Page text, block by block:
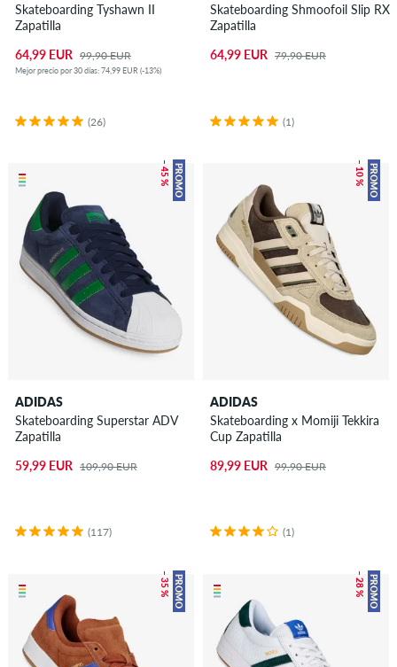
Skateboarding Tyshawn II
Zapatilla
64,99 EUR 99,90 EUR
Mejor precio por 30 días: 74,99 EUR (-13%)
(26)
Skateboarding Shmoofoil Slip RX
Zapatilla
64,99 EUR 79,90 EUR
(1)
PROMO
– 45 %
ADIDAS
Skateboarding Superstar ADV
Zapatilla
59,99 EUR 109,90 EUR
(117)
PROMO
– 10 %
ADIDAS
Skateboarding x Momiji Tekkira
Cup Zapatilla
89,99 EUR 99,90 EUR
(1)
PROMO
– 35 % PROMO
– 28 %